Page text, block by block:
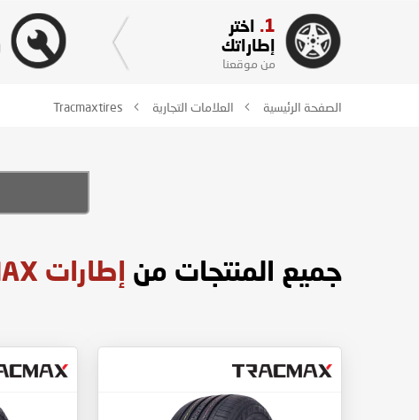
1.
اختر
إطاراتك
من موقعنا
الصفحة الرئيسية العلامات التجارية Tracmaxtires
جميع المنتجات من إطارات TRACMAX